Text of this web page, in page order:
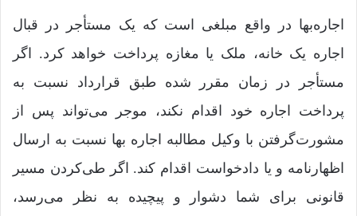
اجاره‌بها در واقع مبلغی است که یک مستأجر در قبال
اجاره یک خانه، ملک یا مغازه پرداخت خواهد کرد. اگر
مستأجر در زمان مقرر شده طبق قرارداد نسبت به
پرداخت اجاره خود اقدام نکند، موجر می‌تواند پس از
مشورت‌گرفتن با وکیل مطالبه اجاره‌ بها نسبت به ارسال
اظهارنامه و یا دادخواست اقدام کند. اگر طی‌کردن مسیر
قانونی برای شما دشوار و پیچیده به نظر می‌رسد،